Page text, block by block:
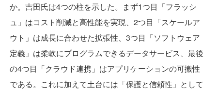
か。吉田氏は4つの柱を示した。まず1つ目「フラッシ
ュ」はコスト削減と高性能を実現、2つ目「スケールア
ウト」は成長に合わせた拡張性、3つ目「ソフトウェア
定義」は柔軟にプログラムできるデータサービス、最後
の4つ目「クラウド連携」はアプリケーションの可搬性
である。これに加えて土台には「保護と信頼性」として